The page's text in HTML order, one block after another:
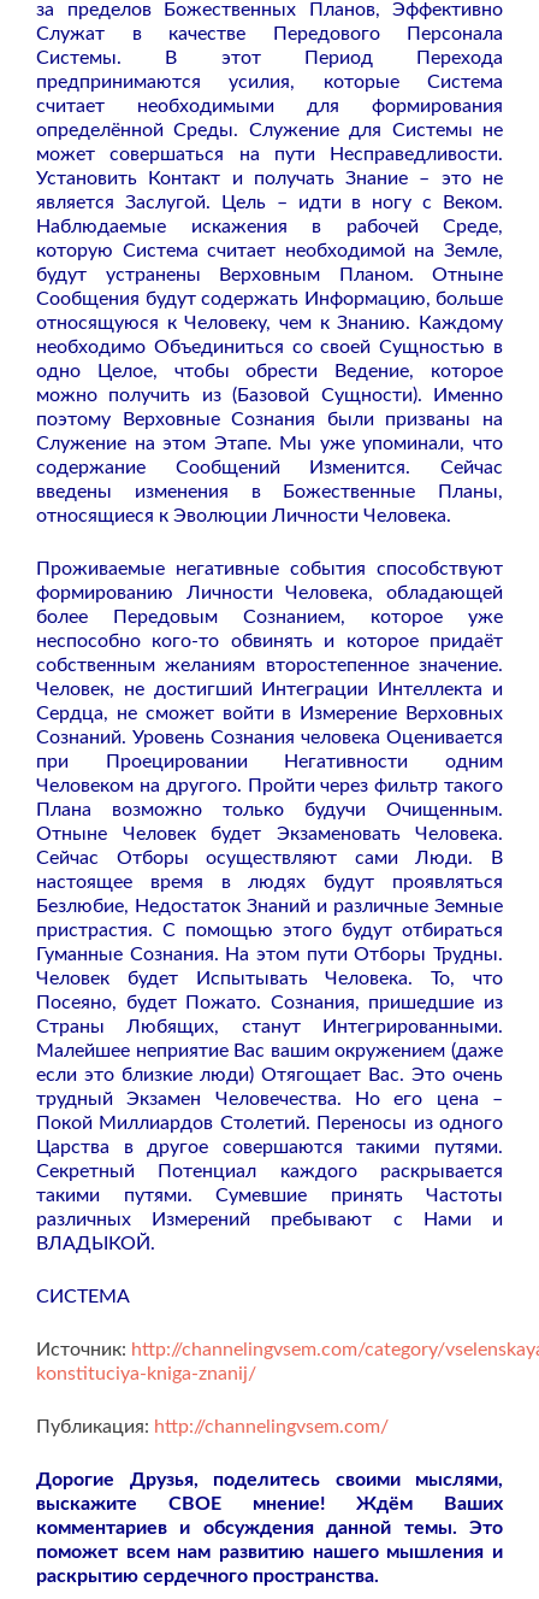
за пределов Божественных Планов, Эффективно
Служат в качестве Передового Персонала
Системы. В этот Период Перехода
предпринимаются усилия, которые Система
считает необходимыми для формирования
определённой Среды. Служение для Системы не
может совершаться на пути Несправедливости.
Установить Контакт и получать Знание – это не
является Заслугой. Цель – идти в ногу с Веком.
Наблюдаемые искажения в рабочей Среде,
которую Система считает необходимой на Земле,
будут устранены Верховным Планом. Отныне
Сообщения будут содержать Информацию, больше
относящуюся к Человеку, чем к Знанию. Каждому
необходимо Объединиться со своей Сущностью в
одно Целое, чтобы обрести Ведение, которое
можно получить из (Базовой Сущности). Именно
поэтому Верховные Сознания были призваны на
Служение на этом Этапе. Мы уже упоминали, что
содержание Сообщений Изменится. Сейчас
введены изменения в Божественные Планы,
относящиеся к Эволюции Личности Человека.
Проживаемые негативные события способствуют
формированию Личности Человека, обладающей
более Передовым Сознанием, которое уже
неспособно кого-то обвинять и которое придаёт
собственным желаниям второстепенное значение.
Человек, не достигший Интеграции Интеллекта и
Сердца, не сможет войти в Измерение Верховных
Сознаний. Уровень Сознания человека Оценивается
при Проецировании Негативности одним
Человеком на другого. Пройти через фильтр такого
Плана возможно только будучи Очищенным.
Отныне Человек будет Экзаменовать Человека.
Сейчас Отборы осуществляют сами Люди. В
настоящее время в людях будут проявляться
Безлюбие, Недостаток Знаний и различные Земные
пристрастия. С помощью этого будут отбираться
Гуманные Сознания. На этом пути Отборы Трудны.
Человек будет Испытывать Человека. То, что
Посеяно, будет Пожато. Сознания, пришедшие из
Страны Любящих, станут Интегрированными.
Малейшее неприятие Вас вашим окружением (даже
если это близкие люди) Отягощает Вас. Это очень
трудный Экзамен Человечества. Но его цена –
Покой Миллиардов Столетий. Переносы из одного
Царства в другое совершаются такими путями.
Секретный Потенциал каждого раскрывается
такими путями. Сумевшие принять Частоты
различных Измерений пребывают с Нами и
ВЛАДЫКОЙ.
СИСТЕМА
Источник: http://channelingvsem.com/category/
konstituciya-kniga-znanij/
Публикация: http://channelingvsem.com/
Дорогие Друзья, поделитесь своими мыслями,
выскажите СВОЕ мнение! Ждём Ваших
комментариев и обсуждения данной темы. Это
поможет всем нам развитию нашего мышления и
раскрытию сердечного пространства.